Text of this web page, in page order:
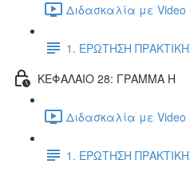
Διδασκαλία με Video
1. ΕΡΩΤΗΣΗ
ΚΕΦΑΛΑΙΟ 28: ΓΡΑΜΜΑ Η
Διδασκαλία με Video
1. ΕΡΩΤΗΣΗ